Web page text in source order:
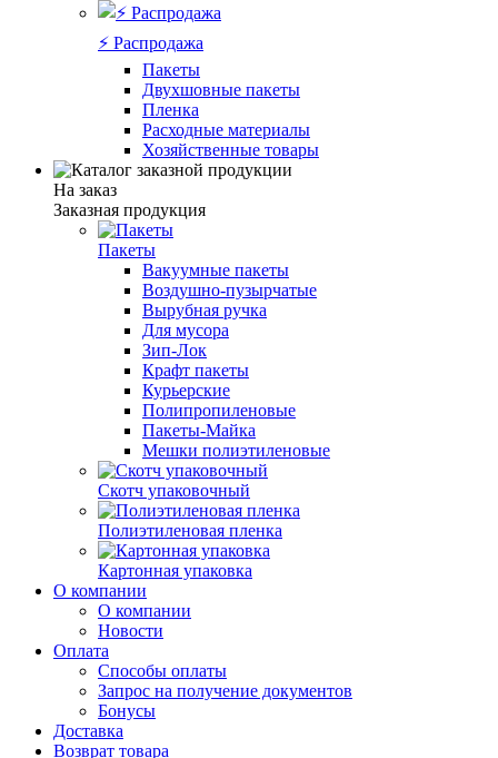
⚡️ Распродажа
Пакеты
Двухшовные пакеты
Пленка
Расходные материалы
Хозяйственные товары
На заказ
Заказная продукция
Пакеты
Вакуумные пакеты
Воздушно-пузырчатые
Вырубная ручка
Для мусора
Зип-Лок
Крафт пакеты
Курьерские
Полипропиленовые
Пакеты-Майка
Мешки полиэтиленовые
Скотч упаковочный
Полиэтиленовая пленка
Картонная упаковка
О компании
О компании
Новости
Оплата
Способы оплаты
Запрос на получение документов
Бонусы
Доставка
Возврат товара